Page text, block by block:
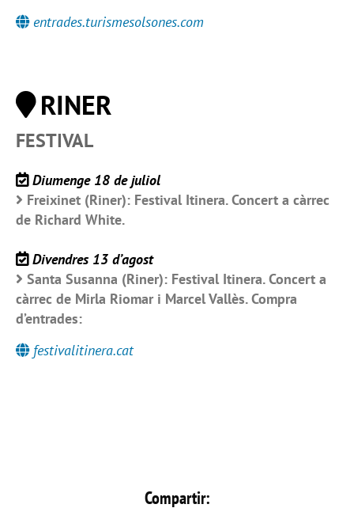
entrades.turismesolsones.com
RINER
FESTIVAL
Diumenge 18 de juliol
Freixinet (Riner): Festival Itinera. Concert a càrrec
de Richard White.
Divendres 13 d’agost
Santa Susanna (Riner): Festival Itinera. Concert a
càrrec de Mirla Riomar i Marcel Vallès. Compra
d’entrades:
festivalitinera.cat
Compartir: